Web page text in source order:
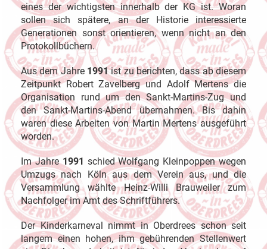
eines der wichtigsten innerhalb der KG ist. Woran
sollen sich spätere, an der Historie interessierte
Generationen sonst orientieren, wenn nicht an den
Protokollbüchern.
Aus dem Jahre 1991ist zu berichten, dass ab diesem
Zeitpunkt Robert Zavelberg und Adolf Mertens die
Organisation rund um den Sankt-Martins-Zug und
den Sankt-Martins-Abend übernahmen. Bis dahin
waren diese Arbeiten von Martin Mertens ausgeführt
worden.
Im Jahre1991 schied Wolfgang Kleinpoppen wegen
Umzugs nach Köln aus dem Verein aus, und die
Versammlung wählte Heinz-Willi Brauweiler zum
Nachfolger im Amt des Schriftführers.
Der Kinderkarneval nimmt in Oberdrees schon seit
langem einen hohen, ihm gebührenden Stellenwert